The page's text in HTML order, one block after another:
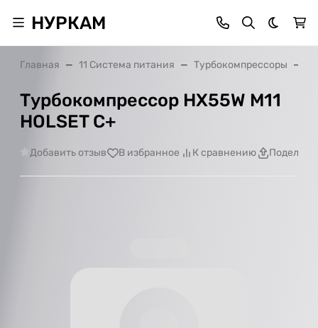
НУРКАМ Темная
Главная 11 Система питания Турбокомпрессоры
Турбокомпрессор HX55W M11
HOLSET C+
Добавить отзыв В избранное К сравнению